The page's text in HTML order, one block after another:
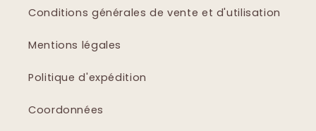
Conditions générales de vente et d'utilisation
Mentions légales
Politique d'expédition
Coordonnées